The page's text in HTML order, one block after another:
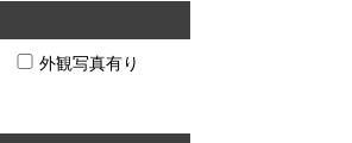
外観写真有り